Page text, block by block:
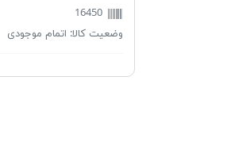
16450
وضعیت کالا: اتمام موجودی